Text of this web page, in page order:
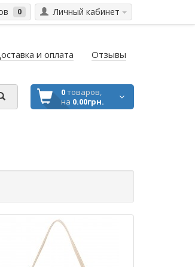
0 Личный кабинет
и оплата Отзывы
0товаров,
на 0.00грн.